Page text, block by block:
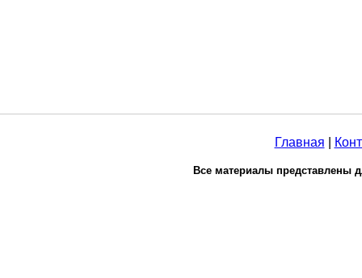
Главная
Все материалы представлены